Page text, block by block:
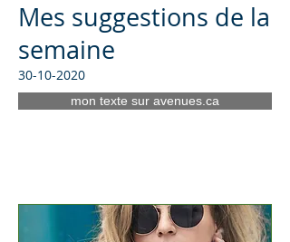
Mes suggestions de la
semaine
30-10-2020
mon texte sur avenues.ca